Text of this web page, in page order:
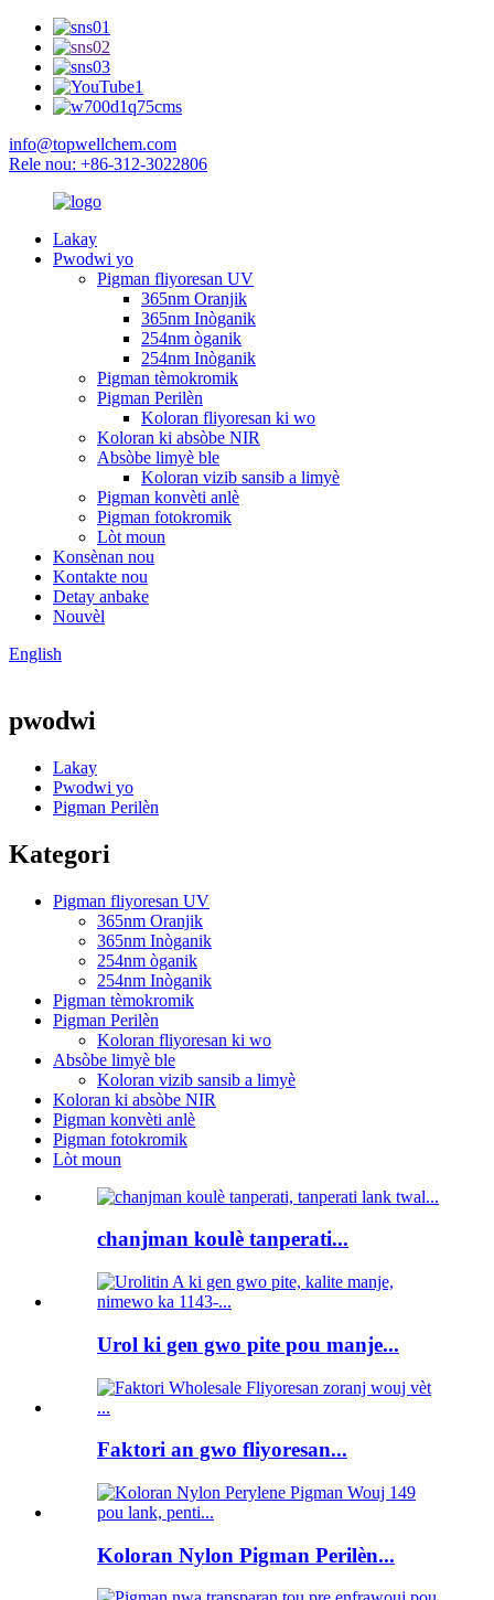
info@topwellchem.com
Rele nou: +86-312-3022806
Lakay
Pwodwi yo
Pigman fliyoresan UV
365nm Oranjik
365nm Inòganik
254nm òganik
254nm Inòganik
Pigman tèmokromik
Pigman Perilèn
Koloran fliyoresan ki wo
Koloran ki absòbe NIR
Absòbe limyè ble
Koloran vizib sansib a limyè
Pigman konvèti anlè
Pigman fotokromik
Lòt moun
Konsènan nou
Kontakte nou
Detay anbake
Nouvèl
English
pwodwi
Lakay
Pwodwi yo
Pigman Perilèn
Kategori
Pigman fliyoresan UV
365nm Oranjik
365nm Inòganik
254nm òganik
254nm Inòganik
Pigman tèmokromik
Pigman Perilèn
Koloran fliyoresan ki wo
Absòbe limyè ble
Koloran vizib sansib a limyè
Koloran ki absòbe NIR
Pigman konvèti anlè
Pigman fotokromik
Lòt moun
chanjman koulè tanperati...
Urol ki gen gwo pite pou manje...
Faktori an gwo fliyoresan...
Koloran Nylon Pigman Perilèn...